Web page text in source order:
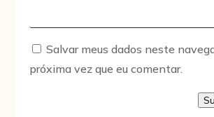
Salvar meus dados neste
próxima vez que eu comentar.